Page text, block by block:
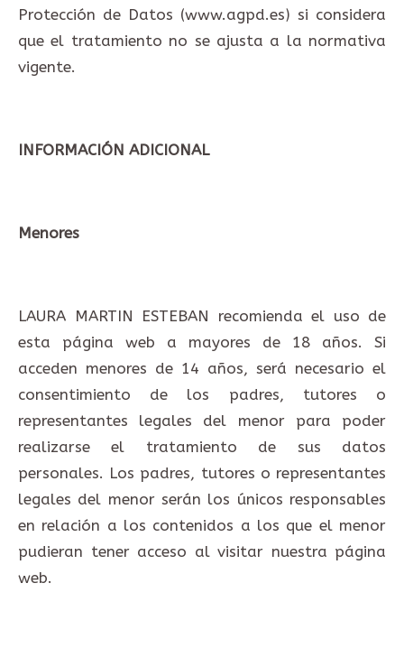
Protección de Datos (www.agpd.es) si considera
que el tratamiento no se ajusta a la normativa
vigente.
INFORMACIÓN ADICIONAL
Menores
LAURA MARTIN ESTEBAN recomienda el uso de
esta página web a mayores de 18 años. Si
acceden menores de 14 años, será necesario el
consentimiento de los padres, tutores o
representantes legales del menor para poder
realizarse el tratamiento de sus datos
personales. Los padres, tutores o representantes
legales del menor serán los únicos responsables
en relación a los contenidos a los que el menor
pudieran tener acceso al visitar nuestra página
web.